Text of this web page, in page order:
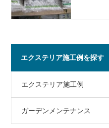
エクステリア施工例を探す
エクステリア施工例
ガーデンメンテナンス